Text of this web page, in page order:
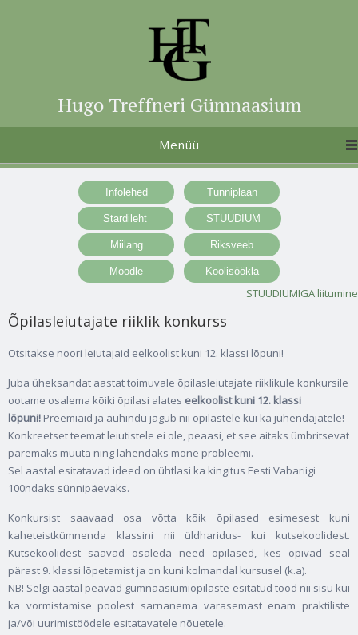
Hugo Treffneri Gümnaasium
Menüü
STUUDIUMIGA liitumine
Õpilasleiutajate riiklik konkurss
Otsitakse noori leiutajaid eelkoolist kuni 12. klassi lõpuni!
Juba üheksandat aastat toimuvale õpilasleiutajate riiklikule konkursile
ootame osalema kõiki õpilasi alates eelkoolist kuni 12. klassi
lõpuni! Preemiaid ja auhindu jagub nii õpilastele kui ka juhendajatele!
Konkreetset teemat leiutistele ei ole, peaasi, et see aitaks ümbritsevat
paremaks muuta ning lahendaks mõne probleemi.
Sel aastal esitatavad ideed on ühtlasi ka kingitus Eesti Vabariigi
100ndaks sünnipäevaks.
Konkursist saavaad osa võtta kõik õpilased esimesest kuni
kaheteistkümnenda klassini nii üldharidus- kui kutsekoolidest.
Kutsekoolidest saavad osaleda need õpilased, kes õpivad seal
pärast 9. klassi lõpetamist ja on kuni kolmandal kursusel (k.a).
NB! Selgi aastal peavad gümnaasiumiõpilaste esitatud tööd nii sisu kui
ka vormistamise poolest sarnanema varasemast enam praktiliste
ja/või uurimistöödele esitatavatele nõuetele.